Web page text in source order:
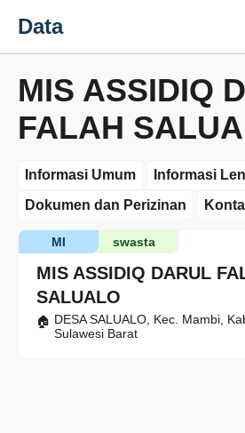
Data
MIS ASSIDIQ
FALAH
Informasi Umum
Informasi
Dokumen dan Perizinan
MIS ASSIDIQ DARUL
SALUALO
swasta
MI
DESA SALUALO, Kec. Mambi,
Sulawesi Barat